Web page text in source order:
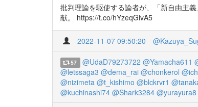
批判理論を駆使する論者が、「新自由主
献。 https://t.co/hYzeqGlvA5
2022-11-07 09:50:20
57 @UdaD79273722 @Yamacha611
@letssaga3 @dema_rai @chonkerol
@nizimeta @t_kishimo @blckrvr1
@kuchinashi74 @Shark3284 @yurayura8